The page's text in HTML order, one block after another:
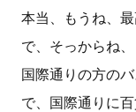
本当、もうね、最
で、そっからね、
国際通りの方の
で、国際通りに百